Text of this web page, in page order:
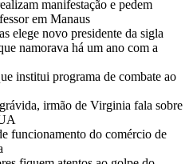
manifestação e pedem
em Manaus
elege novo presidente da sigla
namorava há um ano com a
institui programa de combate ao
irmão de Virginia fala sobre
funcionamento do comércio de